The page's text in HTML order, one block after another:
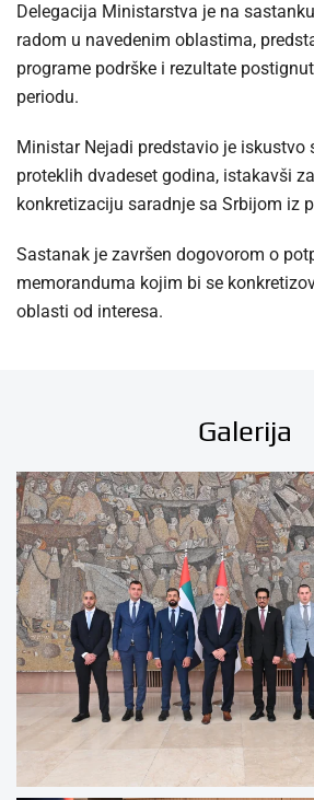
Delegacija Ministarstva je na
radom u navedenim oblastima,
programe podrške i rezultate
periodu.
Ministar Nejadi predstavio je iskustvo
proteklih dvadeset godina, istakavši
konkretizaciju saradnje sa Srbijom iz
Sastanak je završen dogovorom o
memoranduma kojim bi se
oblasti od interesa.
Galerija